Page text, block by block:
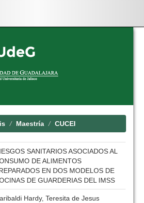
Maestría CUCEI
SANITARIOS ASOCIADOS AL
DE ALIMENTOS
EN DOS MODELOS DE
DE GUARDERIAS DEL IMSS
Hardy, Teresita de Jesus